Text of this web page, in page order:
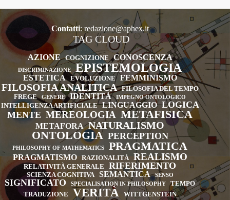
della
scienza
cognitiva.
Carocci,
Roma
2008,
pp.
258.
Contatti:redazione@aphex.it
TAG CLOUD
AZIONE COGNIZIONE CONOSCENZA
DISCRIMINAZIONE EPISTEMOLOGIA
ESTETICA EVOLUZIONE FEMMINISMO
FILOSOFIA ANALITICA FILOSOFIA DEL TEMPO
FREGE
GENERE IDENTITÀ IMPEGNO ONTOLOGICO
INTELLIGENZA ARTIFICIALE LINGUAGGIO LOGICA
MENTE MEREOLOGIA METAFISICA
METAFORA NATURALISMO
ONTOLOGIA PERCEPTION
PHILOSOPHY OF MATHEMATICS PRAGMATICA
PRAGMATISMO RAZIONALITÀ REALISMO
RELATIVITÀ GENERALE RIFERIMENTO
SCIENZA COGNITIVA SEMANTICA SENSO
SIGNIFICATO SPECIALISATION IN PHILOSOPHY
TEMPO
TRADUZIONE
VERITÀ WITTGENSTEIN